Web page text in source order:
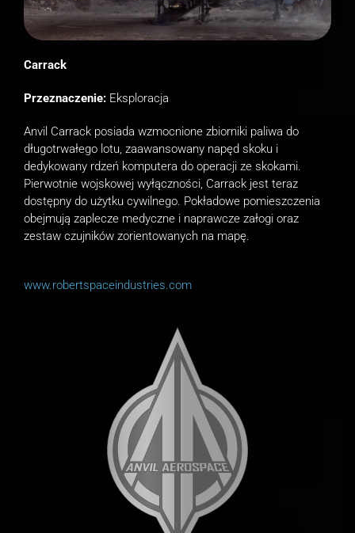
Carrack
Przeznaczenie: Eksploracja
Anvil Carrack posiada wzmocnione zbiorniki paliwa do
długotrwałego lotu, zaawansowany napęd skoku i
dedykowany rdzeń komputera do operacji ze skokami.
Pierwotnie wojskowej wyłączności, Carrack jest teraz
dostępny do użytku cywilnego. Pokładowe pomieszczenia
obejmują zaplecze medyczne i naprawcze załogi oraz
zestaw czujników zorientowanych na mapę.
www.robertspaceindustries.com